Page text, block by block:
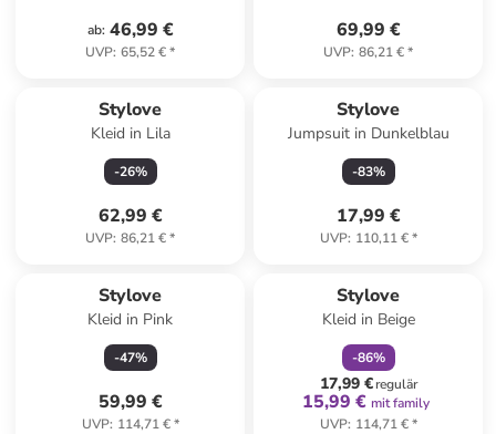
ab: 46,99 €
UVP: 65,52 €*
69,99 €
UVP: 86,21 €*
Stylove
Kleid in Lila
-26%
62,99 €
UVP: 86,21 €*
Stylove
Jumpsuit in Dunkelblau
-83%
17,99 €
UVP: 110,11 €*
Stylove
Kleid in Pink
-47%
59,99 €
UVP: 114,71 €*
Stylove
Kleid in Beige
-86%
17,99 €regulär
15,99 € mit family
UVP: 114,71 €*